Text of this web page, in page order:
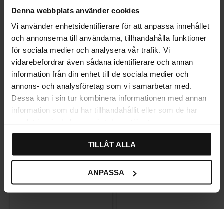
Denna webbplats använder cookies
Vi använder enhetsidentifierare för att anpassa innehållet
och annonserna till användarna, tillhandahålla funktioner
för sociala medier och analysera vår trafik. Vi
vidarebefordrar även sådana identifierare och annan
information från din enhet till de sociala medier och
annons- och analysföretag som vi samarbetar med.
Dessa kan i sin tur kombinera informationen med annan
information som du har tillhandahållit eller som de har
TILLÅT ALLA
ANPASSA
Relaterede produkter
SVENSK LÆDER SVENSK LÆDER